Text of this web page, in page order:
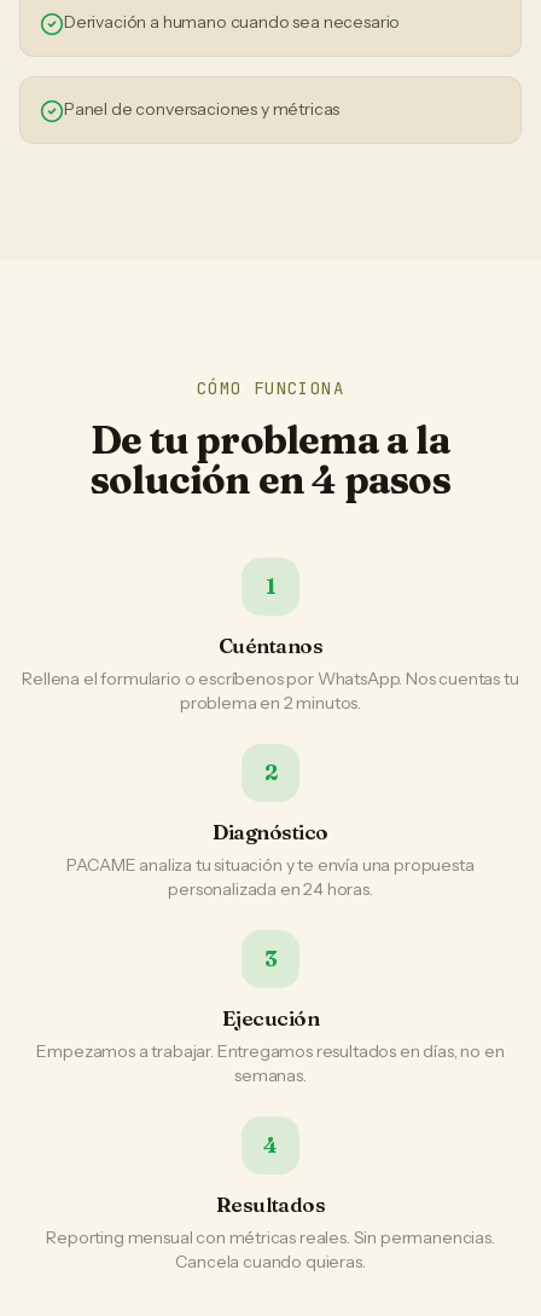
Derivación a humano cuando sea necesario
Panel de conversaciones y métricas
CÓMO FUNCIONA
De tu problema a la
solución en 4 pasos
1
Cuéntanos
Rellena el formulario o escríbenos por WhatsApp. Nos cuentas tu
problema en 2 minutos.
2
Diagnóstico
PACAME analiza tu situación y te envía una propuesta
personalizada en 24 horas.
3
Ejecución
Empezamos a trabajar. Entregamos resultados en días, no en
semanas.
4
Resultados
Reporting mensual con métricas reales. Sin permanencias.
Cancela cuando quieras.